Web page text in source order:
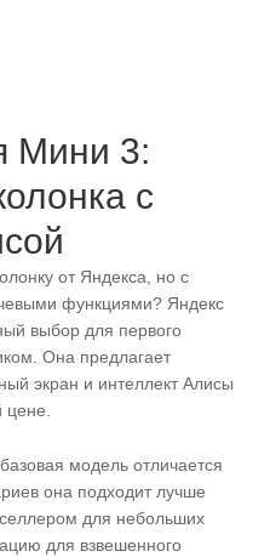
Мини 3:
с
от Яндекса, но с
функциями? Яндекс
выбор для первого
Она предлагает
экран и интеллект Алисы
модель отличается
она подходит лучше
для небольших
для взвешенного